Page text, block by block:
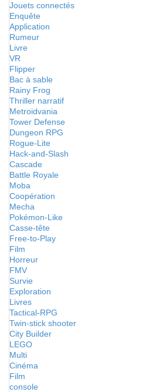
Jouets connectés
Enquête
Application
Rumeur
Livre
VR
Flipper
Bac à sable
Rainy Frog
Thriller narratif
Metroidvania
Tower Defense
Dungeon RPG
Rogue-Lite
Hack-and-Slash
Cascade
Battle Royale
Moba
Coopération
Mecha
Pokémon-Like
Casse-tête
Free-to-Play
Film
Horreur
FMV
Survie
Exploration
Livres
Tactical-RPG
Twin-stick shooter
City Builder
LEGO
Multi
Cinéma
Film
console